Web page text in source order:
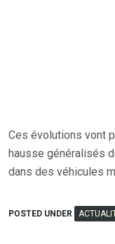
Ces évolutions vont
hausse généralisés
dans des véhicules
POSTED UNDER